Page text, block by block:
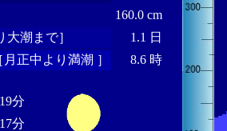
160.0 cm
潮まで］
1.1 日
正中より満潮 ］
8.6 時
分
分